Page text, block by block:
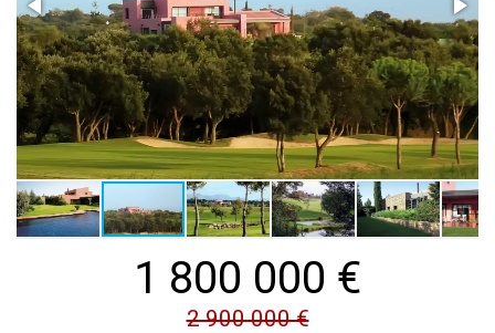
1 800 000 €
2 900 000 €